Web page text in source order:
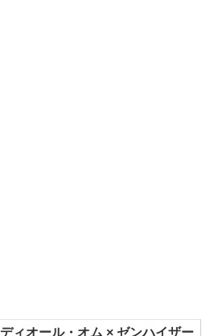
ディオール・オム × ゼンハイザー